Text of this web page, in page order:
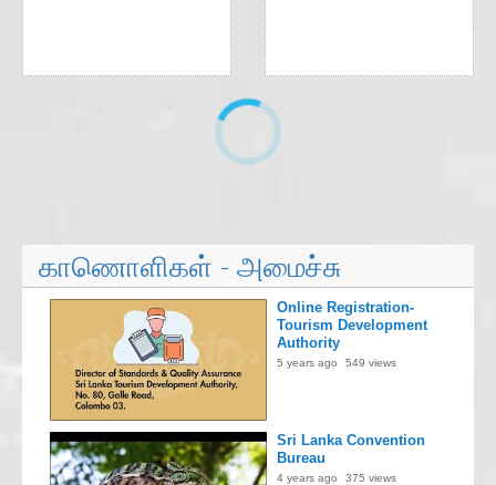
காணொளிகள் - அமைச்சு
Online Registration-
Tourism Development
Authority
5 years ago 549 views
Sri Lanka Convention
Bureau
4 years ago 375 views